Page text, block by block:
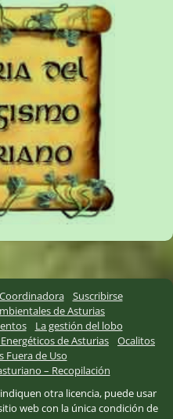
Suscribirse
de Asturias
La gestión del lobo
de Asturias
Ocalitos
Fuera de Uso
– Recopilación
otra licencia, puede usar
web con la única condición de